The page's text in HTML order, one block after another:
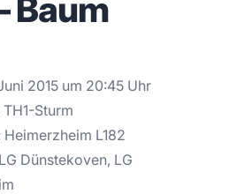
Baum
2015 um 20:45 Uhr
TH1-Sturm
Heimerzheim L182
LG Dünstekoven, LG